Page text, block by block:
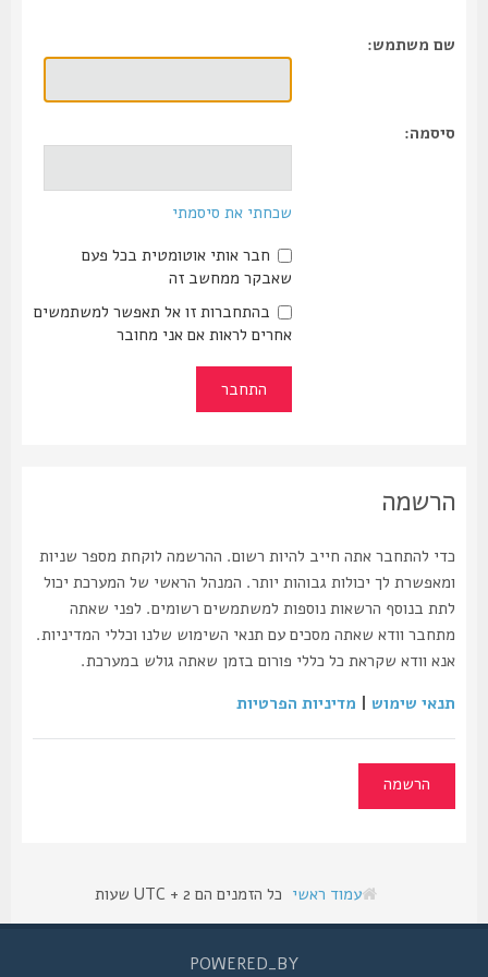
שם משתמש:
סיסמה:
שכחתי את סיסמתי
חבר אותי אוטומטית בכל פעם
שאבקר ממחשב זה
בהתחברות זו אל תאפשר למשתמשים
אחרים לראות אם אני מחובר
הרשמה
כדי להתחבר אתה חייב להיות רשום. ההרשמה לוקחת מספר שניות
ומאפשרת לך יכולות גבוהות יותר. המנהל הראשי של המערכת יכול
לתת בנוסף הרשאות נוספות למשתמשים רשומים. לפני שאתה
מתחבר וודא שאתה מסכים עם תנאי השימוש שלנו וכללי המדיניות.
אנא וודא שקראת כל כללי פורום בזמן שאתה גולש במערכת.
תנאי שימוש|מדיניות הפרטיות
הרשמה
עמוד ראשי כל הזמנים הם UTC + 2 שעות
POWERED_BY